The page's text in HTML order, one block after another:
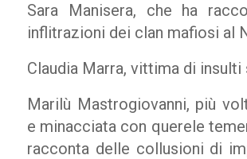
Sara Manisera, che ha
inflitrazioni dei clan mafiosi al
Claudia Marra, vittima di insulti
Marilù Mastrogiovanni, più
e minacciata con querele
racconta delle collusioni di